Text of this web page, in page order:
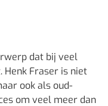
dat bij veel
Fraser is niet
ook als oud-
om veel meer dan